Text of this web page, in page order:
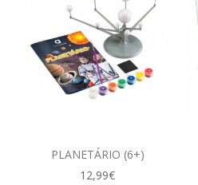
PLANETÁRIO (6+)
12,99€